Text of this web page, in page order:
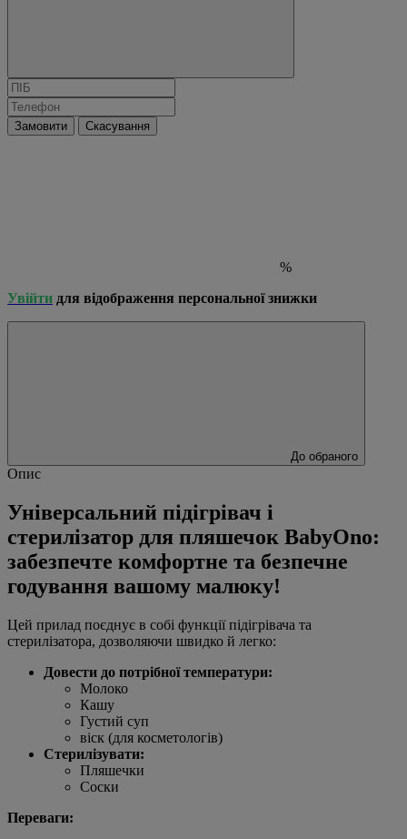
Замовити Скасування
%
Увійти для відображення персональної знижки
До обраного
Опис
Універсальний підігрівач і
стерилізатор для пляшечок BabyOno:
забезпечте комфортне та безпечне
годування вашому малюку!
Цей прилад поєднує в собі функції підігрівача та
стерилізатора, дозволяючи швидко й легко:
Довести до потрібної температури:
Молоко
Кашу
Густий суп
віск (для косметологів)
Стерилізувати:
Пляшечки
Соски
Переваги: